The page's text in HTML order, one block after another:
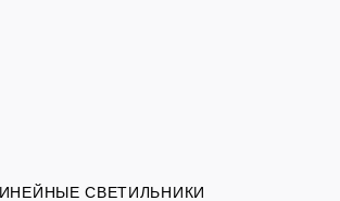
СВЕТИЛЬНИКИ